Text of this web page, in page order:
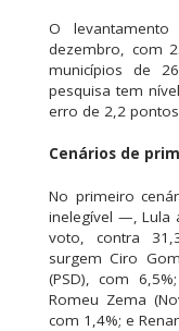
O
dezembro, com
municípios de
pesquisa tem
erro de 2,2
Cenários de
No primeiro
inelegível —, Lula
voto, contra
surgem Ciro
(PSD), com
Romeu Zema
com 1,4%; e